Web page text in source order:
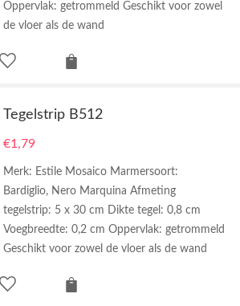
Oppervlak: getrommeld Geschikt voor zowel
de vloer als de wand
Tegelstrip B512
€1,79
Merk: Estile Mosaico Marmersoort:
Bardiglio, Nero Marquina Afmeting
tegelstrip: 5 x 30 cm Dikte tegel: 0,8 cm
Voegbreedte: 0,2 cm Oppervlak: getrommeld
Geschikt voor zowel de vloer als de wand